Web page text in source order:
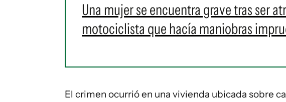
Una mujer se encuentra grave tras ser
motociclista que hacía maniobras
El crimen ocurrió en una vivienda ubicada sobre